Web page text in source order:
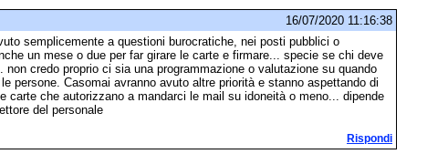
16/07/2020 11:16:38
semplicemente a questioni burocratiche, nei posti pubblici o
un mese o due per far girare le carte e firmare... specie se chi deve
credo proprio ci sia una programmazione o valutazione su quando
persone. Casomai avranno avuto altre priorità e stanno aspettando di
carte che autorizzano a mandarci le mail su idoneità o meno... dipende
del personale
Rispondi